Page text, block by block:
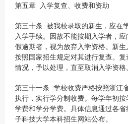
第五章 入学复查、收费和资助
第三十条 被我校录取的新生，应在
入学手续。因故不能按期入学者，
假逾期者，视为放弃入学资格。新
按照国家招生规定对其进行复查。
情况，予以处理，直至取消入学资格。
第三十一条 学校收费严格按照浙江
执行，实行学分制收费。每学年初
学费和学分学费。具体信息通过各
子科技大学本科招生网站公布。